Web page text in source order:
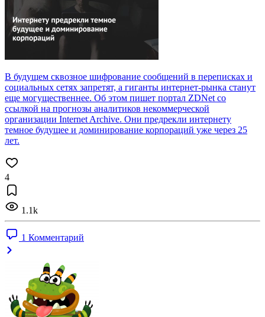
В будущем сквозное шифрование сообщений в переписках и
социальных сетях запретят, а гиганты интернет-рынка станут
еще могущественнее. Об этом пишет портал ZDNet со
ссылкой на прогнозы аналитиков некоммерческой
организации Internet Archive. Они предрекли интернету
темное будущее и доминирование корпораций уже через 25
лет.
4
1.1k
1 Комментарий